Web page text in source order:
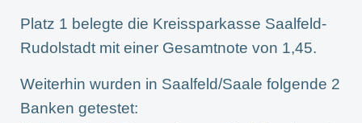
Platz 1 belegte die Kreissparkasse Saalfeld-
Rudolstadt mit einer Gesamtnote von 1,45.
Weiterhin wurden in Saalfeld/Saale folgende 2
Banken getestet: